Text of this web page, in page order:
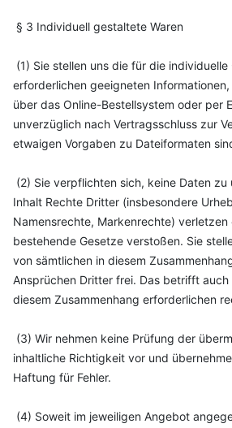
§ 3 Individuell gestaltete Waren
(1) Sie stellen uns die für die
erforderlichen geeigneten
über das Online-Bestellsystem oder per
unverzüglich nach Vertragsschluss zur
etwaigen Vorgaben zu Dateiformaten
(2) Sie verpflichten sich, keine Daten
Inhalt Rechte Dritter (insbesondere
Namensrechte, Markenrechte)
bestehende Gesetze verstoßen. Sie
von sämtlichen in diesem
Ansprüchen Dritter frei. Das betrifft auch
diesem Zusammenhang erforderlichen
(3) Wir nehmen keine Prüfung der
inhaltliche Richtigkeit vor und
Haftung für Fehler.
(4) Soweit im jeweiligen Angebot